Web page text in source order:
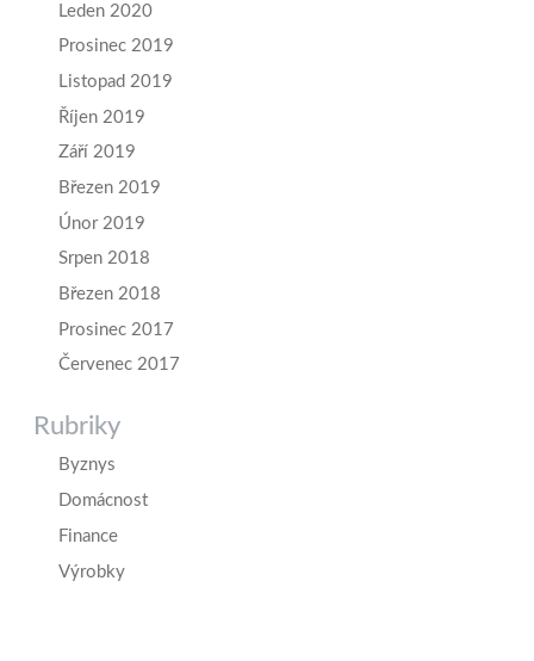
Leden 2020
Prosinec 2019
Listopad 2019
Říjen 2019
Září 2019
Březen 2019
Únor 2019
Srpen 2018
Březen 2018
Prosinec 2017
Červenec 2017
Rubriky
Byznys
Domácnost
Finance
Výrobky